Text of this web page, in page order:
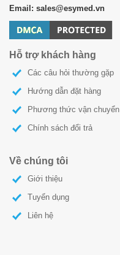
Email: sales@esymed.vn
Hỗ trợ khách hàng
Các câu hỏi thường gặp
Hướng dẫn đặt hàng
Phương thức vận chuyển
Chính sách đổi trả
Về chúng tôi
Giới thiệu
Tuyển dụng
Liên hệ